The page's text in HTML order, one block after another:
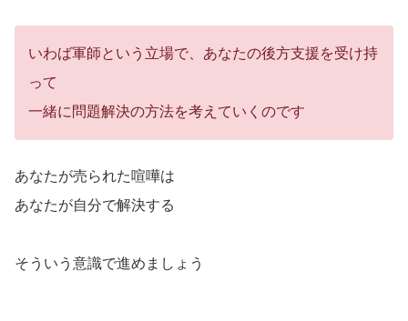
いわば軍師という立場で、あなたの後方支援を受け持
って
一緒に問題解決の方法を考えていくのです
あなたが売られた喧嘩は
あなたが自分で解決する
そういう意識で進めましょう